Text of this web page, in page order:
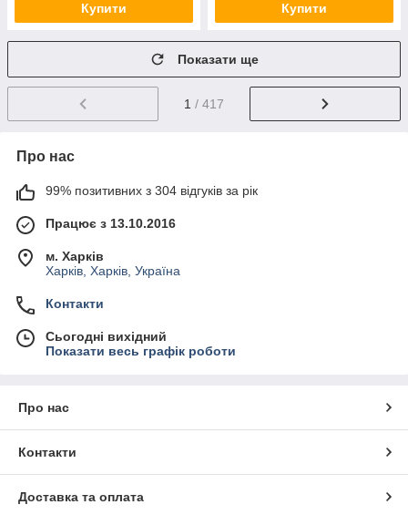
Купити Купити
Показати ще
1 / 417
Про нас
99% позитивних з 304 відгуків за рік
Працює з 13.10.2016
м. Харків
Харків, Харків, Україна
Контакти
Сьогодні вихідний
Показати весь графік роботи
Про нас
Контакти
Доставка та оплата